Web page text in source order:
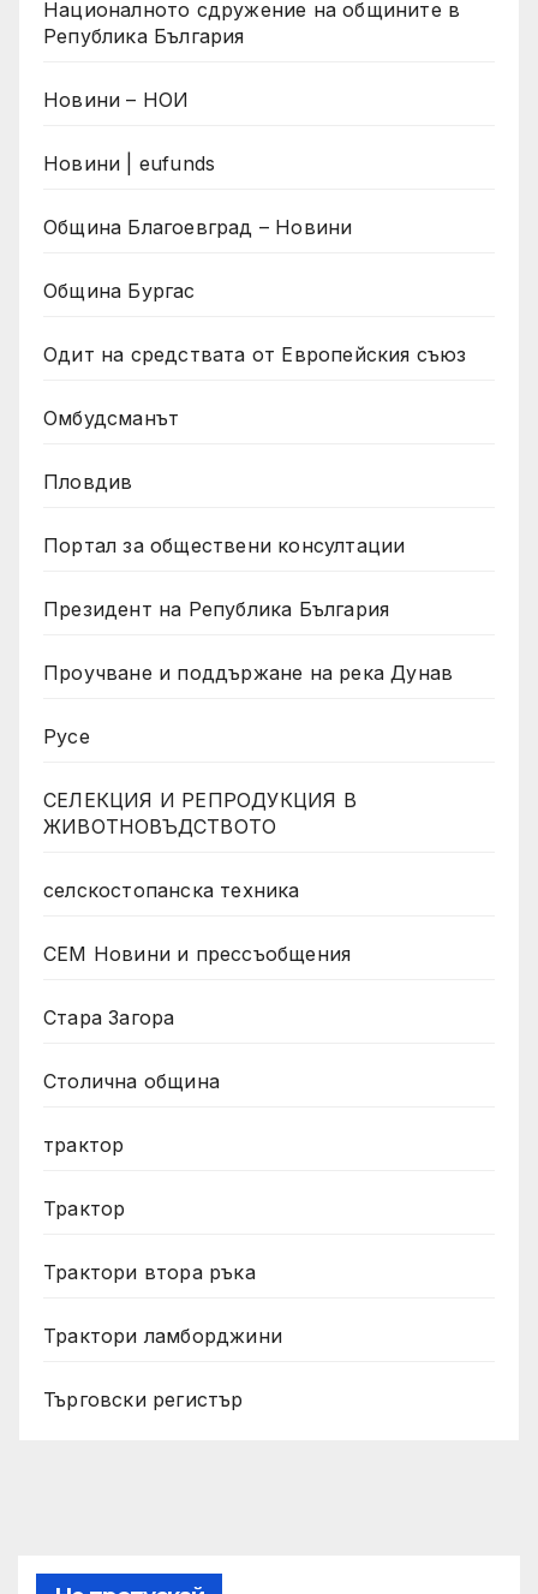
Националното сдружение на общините в
Република България
Новини – НОИ
Новини | eufunds
Община Благоевград – Новини
Община Бургас
Одит на средствата от Европейския съюз
Омбудсманът
Пловдив
Портал за обществени консултации
Президент на Република България
Проучване и поддържане на река Дунав
Русе
СЕЛЕКЦИЯ И РЕПРОДУКЦИЯ В
ЖИВОТНОВЪДСТВОТО
селскостопанска техника
СЕМ Новини и прессъобщения
Стара Загора
Столична община
трактор
Трактор
Трактори втора ръка
Трактори ламборджини
Търговски регистър